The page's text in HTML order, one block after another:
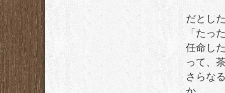
だとし
「たっ
任命し
って、
さらな